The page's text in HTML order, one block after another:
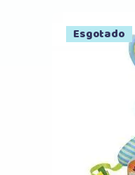
Esgotado